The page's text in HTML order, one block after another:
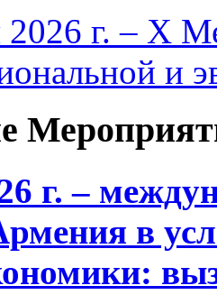
2026 г. – X
и
г. –
в